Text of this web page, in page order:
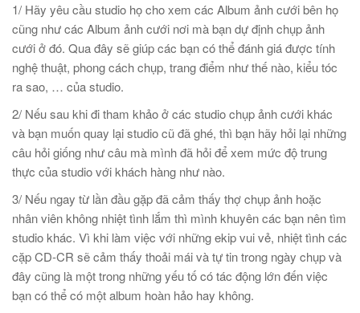
1/ Hãy yêu cầu studio họ cho xem các Album ảnh cưới bên họ
cũng như các Album ảnh cưới nơi mà bạn dự định chụp ảnh
cưới ở đó. Qua đây sẽ giúp các bạn có thể đánh giá được tính
nghệ thuật, phong cách chụp, trang điểm như thế nào, kiểu tóc
ra sao, … của studio.
2/ Nếu sau khi đi tham khảo ở các studio chụp ảnh cưới khác
và bạn muốn quay lại studio cũ đã ghé, thì bạn hãy hỏi lại những
câu hỏi giống như câu mà mình đã hỏi để xem mức độ trung
thực của studio với khách hàng như nào.
3/ Nếu ngay từ lần đầu gặp đã cảm thấy thợ chụp ảnh hoặc
nhân viên không nhiệt tình lắm thì mình khuyên các bạn nên tìm
studio khác. Vì khi làm việc với những ekip vui vẻ, nhiệt tình các
cặp CD-CR sẽ cảm thấy thoải mái và tự tin trong ngày chụp và
đây cũng là một trong những yếu tố có tác động lớn đến việc
bạn có thể có một album hoàn hảo hay không.